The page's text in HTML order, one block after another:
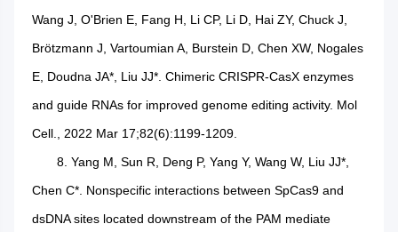
Wang J, O'Brien E, Fang H, Li CP, Li D, Hai ZY, Chuck J,
Brötzmann J, Vartoumian A, Burstein D, Chen XW, Nogales
E, Doudna JA*, Liu JJ*. Chimeric CRISPR-CasX enzymes
and guide RNAs for improved genome editing activity. Mol
Cell., 2022 Mar 17;82(6):1199-1209.
8. Yang M, Sun R, Deng P, Yang Y, Wang W, Liu JJ*,
Chen C*. Nonspecific interactions between SpCas9 and
dsDNA sites located downstream of the PAM mediate